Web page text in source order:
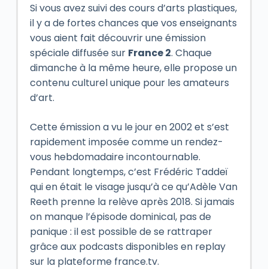
Si vous avez suivi des cours d’arts plastiques,
il y a de fortes chances que vos enseignants
vous aient fait découvrir une émission
spéciale diffusée sur France 2. Chaque
dimanche à la même heure, elle propose un
contenu culturel unique pour les amateurs
d’art.
Cette émission a vu le jour en 2002 et s’est
rapidement imposée comme un rendez-
vous hebdomadaire incontournable.
Pendant longtemps, c’est Frédéric Taddeï
qui en était le visage jusqu’à ce qu’Adèle Van
Reeth prenne la relève après 2018. Si jamais
on manque l’épisode dominical, pas de
panique : il est possible de se rattraper
grâce aux podcasts disponibles en replay
sur la plateforme france.tv.